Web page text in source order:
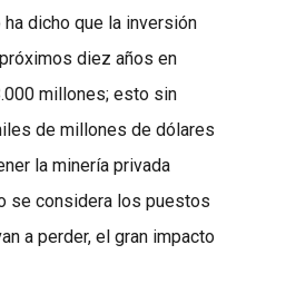
dicho que la inversión
diez años en
millones; esto sin
de millones de dólares
la minería privada
se considera los puestos
a perder, el gran impacto